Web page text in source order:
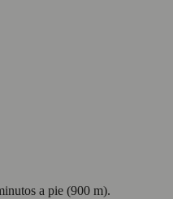
a pie (900 m).